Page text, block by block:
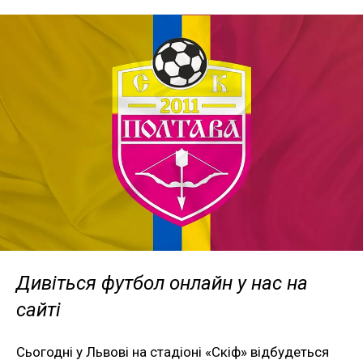
Дивіться футбол онлайн у нас на
сайті
Сьогодні у Львові на стадіоні «Скіф» відбудеться